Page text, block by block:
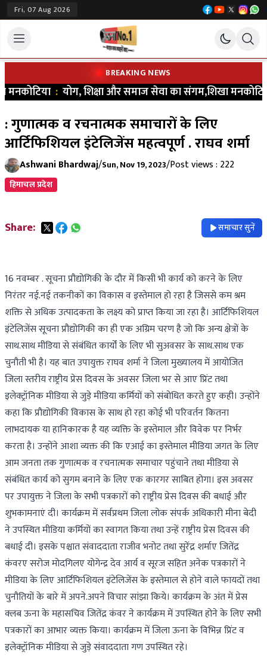
Fri, 07 Aug 2026
BREAKING NEWS
:योग, शिक्षा और समाज सेवा का संगम,शिखा मनकोटिया
: गुणात्मक व रचनात्मक समाचारों के लिए
आर्टिफिशियल इंटेलिजेंस महत्वपूर्ण . राघव शर्मा
Ashwani Bhardwaj/Sun, Nov 19, 2023/Post views : 222
हिमाचल प्रदेश
Share: समाचार सुनें
16 नवम्बर . सूचना प्रौद्योगिकी के दौर में किसी भी कार्य को करने के लिए
निरंतर नई.नई तकनीकों का विकास व इस्तेमाल हो रहा है जिससे कम श्रम
शक्ति से अधिक उत्पादकता के लक्ष्य को प्राप्त किया जा रहा है। आर्टिफिशियल
इंटेलिजेंस सूचना प्रौद्योगिकी का ही एक अग्रिम चरण है जो कि अन्य क्षेत्रों के
साथ.साथ मीडिया से संबंधित कार्यों के लिए भी सुअवसर के साथ.साथ एक
चुनौती भी है। यह बात उपायुक्त राघव शर्मा ने जिला मुख्यालय में आयोजित
जिला स्तरीय राष्ट्रीय प्रेस दिवस के अवसर जिला भर से आए प्रिंट तथा
इलेक्ट्रॉनिक मीडिया से जुड़े मीडिया कर्मियों को संबोधित करते हुए कही। उन्होंने
कहा कि प्रौद्योगिकी विकास के साथ हो रहा कोई भी परिवर्तन कितना
लाभदायक या हानिकारक है यह व्यक्ति के इस्तेमाल और विवेक पर निर्भर
करता है। उन्होंने आशा व्यक्त की कि एआई का इस्तेमाल मीडिया जगत के लिए
आम जनता तक गुणात्मक व रचनात्मक समाचार पहुंचाने तथा मीडिया से
संबंधित कार्य को सुगम बनाने के लिए एक कारगर साबित होगा। इस अवसर
पर उपायुक्त ने जिला के सभी पत्रकारों को राष्ट्रीय प्रेस दिवस की बधाई और
शुभकामनाएं दी। कार्यक्रम में सर्वप्रथम जिला लोक संपर्क अधिकारी मीना बेदी
ने उपस्थित मीडिया कर्मियों का स्वागत किया तथा उन्हें राष्ट्रीय प्रेस दिवस की
बधाई दी। इसके पश्चात संवाददाता राजीव भनोट तथा सुरेंद्र शर्माए जितेंद्र
कंवरए सरोज मोदगिलए योगेन्द्र देव आर्य व सूरज सहित अनेक पत्रकारों ने
मीडिया के लिए आर्टिफिशियल इंटेलिजेंस के इस्तेमाल से होने वाले फायदों तथा
चुनौतियों के बारे में अपने.अपने विचार सांझा किये। कार्यक्रम के अंत में प्रेस
क्लब ऊना के महासचिव जितेंद्र कंवर ने कार्यक्रम में उपस्थित होने के लिए सभी
पत्रकारों का आभार व्यक्त किया। कार्यक्रम में जिला ऊना के विभिन्न प्रिंट व
इलेक्ट्रॉनिक मीडिया से जुड़े संवाददाता गण उपस्थित रहे।